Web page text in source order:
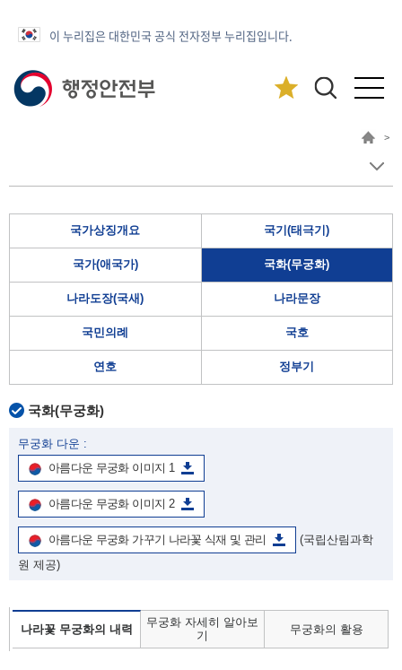
이 누리집은 대한민국 공식 전자정부 누리집입니다.
>
국가상징개요 국기(태극기)
국가(애국가) 국화(무궁화)
나라도장(국새) 나라문장
국민의례 국호
연호 정부기
국화(무궁화)
무궁화 다운 :
아름다운 무궁화 이미지 1
아름다운 무궁화 이미지 2
아름다운 무궁화 가꾸기 나라꽃 식재 및 관리
(국립산림과학
원 제공)
나라꽃 무궁화의 내력
무궁화 자세히 알아보
기
무궁화의 활용